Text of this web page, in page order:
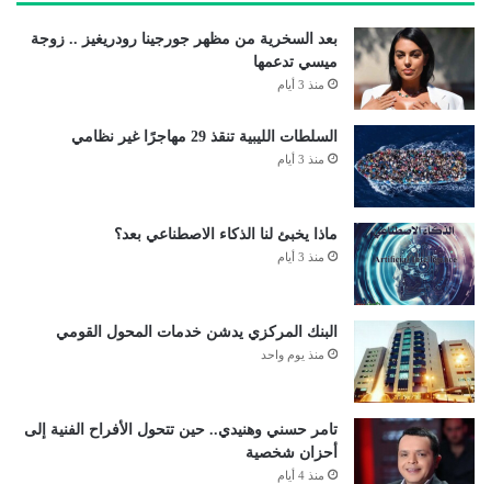
بعد السخرية من مظهر جورجينا رودريغيز .. زوجة
ميسي تدعمها
منذ 3 أيام
السلطات الليبية تنقذ 29 مهاجرًا غير نظامي
منذ 3 أيام
ماذا يخبئ لنا الذكاء الاصطناعي بعد؟
منذ 3 أيام
البنك المركزي يدشن خدمات المحول القومي
منذ يوم واحد
تامر حسني وهنيدي.. حين تتحول الأفراح الفنية إلى
أحزان شخصية
منذ 4 أيام